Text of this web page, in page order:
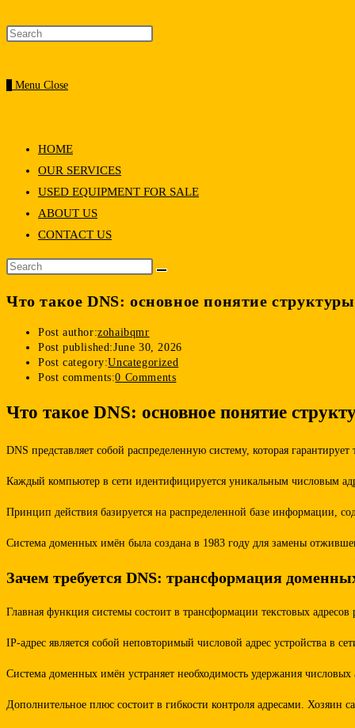
Menu Close
HOME
OUR SERVICES
USED EQUIPMENT FOR SALE
ABOUT US
CONTACT US
Что такое DNS: основное понятие
Post author:zohaibqmr
Post published:June 30, 2026
Post category:Uncategorized
Post comments:0 Comments
Что такое DNS: основное понятие
DNS представляет собой распределенную систему, которая
Каждый компьютер в сети идентифицируется уникальным числовым
Принцип действия базируется на распределенной базе информации,
Система доменных имён была создана в 1983 году для замены
Зачем требуется DNS: трансформация
Главная функция системы состоит в трансформации текстовых
IP-адрес является собой неповторимый числовой адрес устройства в
Система доменных имён устраняет необходимость удержания
Дополнительное плюс состоит в гибкости контроля адресами.